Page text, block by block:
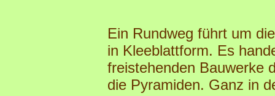
Ein Rundweg führt um
in Kleeblattform. Es
freistehenden Bauwerke
die Pyramiden. Ganz in